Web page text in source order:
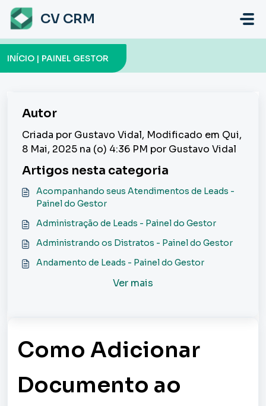
Ir para o conteúdo principal
CV CRM
INÍCIO | PAINEL GESTOR
Autor
Criada por Gustavo Vidal, Modificado em Qui,
8 Mai, 2025 na (o) 4:36 PM por Gustavo Vidal
Artigos nesta categoria
Acompanhando seus Atendimentos de Leads -
Painel do Gestor
Administração de Leads - Painel do Gestor
Administrando os Distratos - Painel do Gestor
Andamento de Leads - Painel do Gestor
Ver mais
Como Adicionar
Documento ao